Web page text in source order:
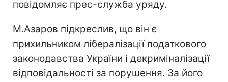
повідомляє прес-служба уряду.
М.Азаров підкреслив, що він є
прихильником лібералізації податкового
законодавства України і декриміналізації
відповідальності за порушення. За його